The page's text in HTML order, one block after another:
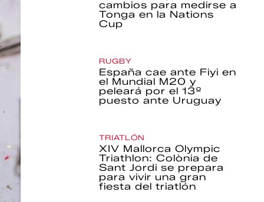
cambios para medirse a
Tonga en la Nations
Cup
RUGBY
España cae ante Fiyi en
el Mundial M20 y
peleará por el 13º
puesto ante Uruguay
TRIATLÓN
XIV Mallorca Olympic
Triathlon: Colònia de
Sant Jordi se prepara
para vivir una gran
fiesta del triatlón